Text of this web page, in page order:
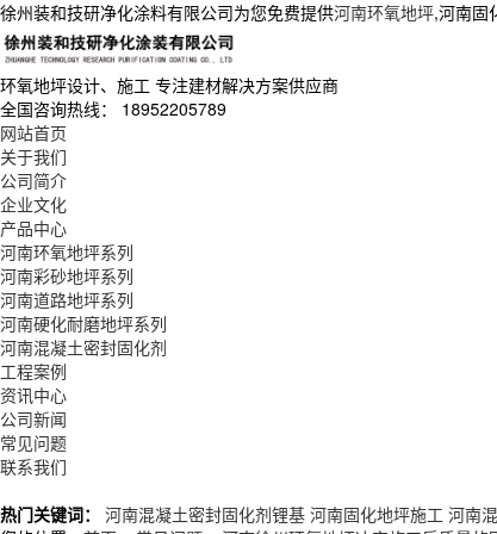
徐州装和技研净化涂料有限公司为您免费提供河南环氧地坪,河南固
环氧地坪设计、施工 专注建材解决方案供应商
全国咨询热线： 18952205789
网站首页
关于我们
公司简介
企业文化
产品中心
河南环氧地坪系列
河南彩砂地坪系列
河南道路地坪系列
河南硬化耐磨地坪系列
河南混凝土密封固化剂
工程案例
资讯中心
公司新闻
常见问题
联系我们
热门关键词：
河南混凝土密封固化剂锂基 河南固化地坪施工 河南